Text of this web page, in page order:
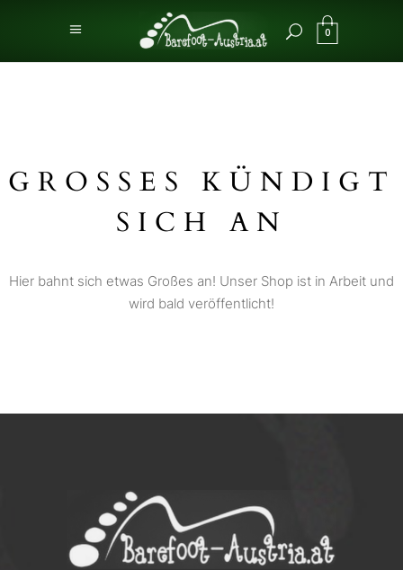
0
GROSSES KÜNDIGT S
ICH AN
Hier bahnt sich etwas Großes an! Unser Shop ist in Arbeit und
wird bald veröffentlicht!